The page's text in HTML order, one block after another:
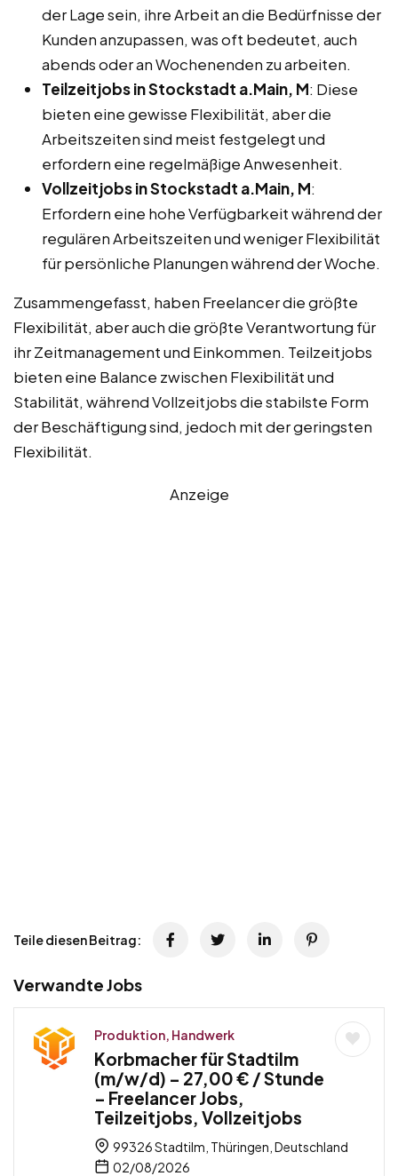
der Lage sein, ihre Arbeit an die Bedürfnisse der
Kunden anzupassen, was oft bedeutet, auch
abends oder an Wochenenden zu arbeiten.
Teilzeitjobs in Stockstadt a.Main, M: Diese
bieten eine gewisse Flexibilität, aber die
Arbeitszeiten sind meist festgelegt und
erfordern eine regelmäßige Anwesenheit.
Vollzeitjobs in Stockstadt a.Main, M:
Erfordern eine hohe Verfügbarkeit während der
regulären Arbeitszeiten und weniger Flexibilität
für persönliche Planungen während der Woche.
Zusammengefasst, haben Freelancer die größte
Flexibilität, aber auch die größte Verantwortung für
ihr Zeitmanagement und Einkommen. Teilzeitjobs
bieten eine Balance zwischen Flexibilität und
Stabilität, während Vollzeitjobs die stabilste Form
der Beschäftigung sind, jedoch mit der geringsten
Flexibilität.
Anzeige
Teile diesen Beitrag:
Verwandte Jobs
Produktion, Handwerk
Korbmacher für Stadtilm
(m/w/d) – 27,00 € / Stunde
– Freelancer Jobs,
Teilzeitjobs, Vollzeitjobs
99326 Stadtilm, Thüringen, Deutschland
02/08/2026